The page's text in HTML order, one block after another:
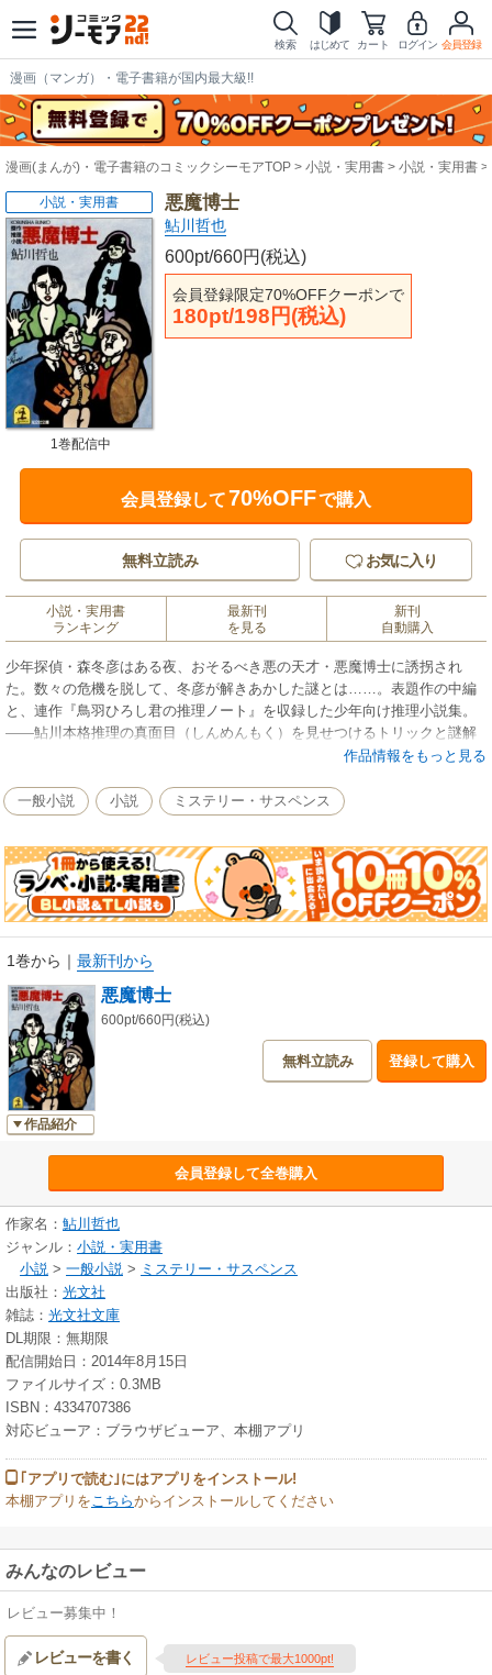
検索 はじめて カート ログイン 会員登録
漫画（マンガ）・電子書籍が国内最大級!!
漫画(まんが)・電子書籍のコミックシーモアTOP 小説・実用書 小説・実用書
悪魔博士
鮎川哲也
600pt/660円(税込)
会員登録限定70%OFFクーポンで
180pt/198円(税込)
小説・実用書
1巻配信中
会員登録して70%OFFで購入
無料立読み お気に入り
小説・実用書
ランキング
最新刊
を見る
新刊
自動購入
少年探偵・森冬彦はある夜、おそるべき悪の天才・悪魔博士に誘拐され
た。数々の危機を脱して、冬彦が解きあかした謎とは……。表題作の中編
と、連作『鳥羽ひろし君の推理ノート』を収録した少年向け推理小説集。
――鮎川本格推理の真面目（しんめんもく）を見せつけるトリックと謎解
作品情報をもっと見る
一般小説 小説 ミステリー・サスペンス
1巻から ｜ 最新刊から
作品紹介
悪魔博士
600pt/660円(税込)
無料立読み 登録して購入
会員登録して全巻購入
作家名： 鮎川哲也
ジャンル： 小説・実用書
小説 > 一般小説 > ミステリー・サスペンス
出版社： 光文社
雑誌： 光文社文庫
DL期限：無期限
配信開始日：2014年8月15日
ファイルサイズ：0.3MB
ISBN：4334707386
対応ビューア：ブラウザビューア、本棚アプリ
｢アプリで読む｣にはアプリをインストール!
本棚アプリを こちらからインストールしてください
みんなのレビュー
レビュー募集中！
レビューを書く レビュー投稿で最大1000pt!